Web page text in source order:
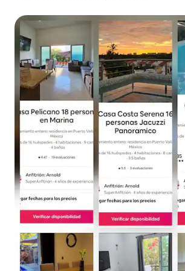
passeios ou alguém fazer reservas em
restaurantes para você, Carlos, o chef,
pode ajudar você. O objetivo é tornar
sua visita algo que você vai se lembrar.
Eu não acho que você vai encontrar um
negócio melhor no lado sul de Puerto
Vallarta com sua própria equipe e perto
de Los Muertos Beach. Prédio inteiro.
Piscina Privada Aquecida Perto da Casa
Isabel e da Casa Cupola, ambos com
restaurantes Garagem. Villa Rosa é
gerida por uma das mais respeitadas
empresas de gestão de imóveis de férias
em Puerto Vallarta. Empresa de gestão
PVRPV. O bairro é uma mistura de vilas
grandes, hotéis boutique e condomínios.
Caminhe 10 minutos até chegar à Praia
de Los Muertos e à Zona Romântica,
com seus inúmeros bares e boutiques
descolados. As recomendações de
restaurantes incluem Cadeiras Azuis e
Mantamar. Táxis e Uber estão